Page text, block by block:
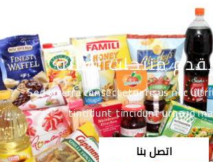
منتجات أصلية
Sed viverra consectetur risus nec
tincidunt tincidunt urna id
اتصل بنا